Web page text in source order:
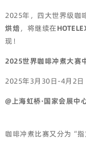
2025年，四大世界级咖
烘焙，将继续在
现！
2025世界咖啡冲煮大赛
2025年3月30日-4月2日
@上海虹桥·国家会展
咖啡冲煮比赛又分为“